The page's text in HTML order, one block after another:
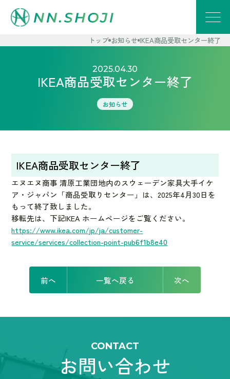
トップ お知らせ IKEA商品受取センター終了
2025.04.30
IKEA商品受取センター終了
お知らせ
IKEA商品受取センター終了
エヌエヌ商事 清原工業団地内のスウェーデン家具大手イケ
ア・ジャパン「商品受取りセンター」は、2025年4月30日を
もって終了致しました。
移転先は、下記IKEA ホームページをご覧ください。
https://www.ikea.com/jp/ja/customer-
service/services/collection-point-pub6f1b8e40
前へ 一覧へ戻る 次へ
CONTACT
お問い合わせ